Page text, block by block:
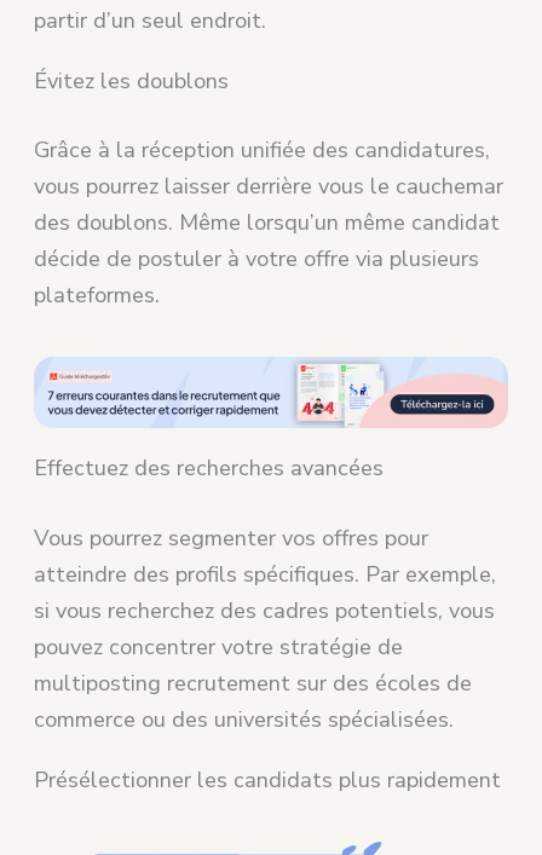
partir d’un seul endroit.
Évitez les doublons
Grâce à la réception unifiée des candidatures,
vous pourrez laisser derrière vous le cauchemar
des doublons. Même lorsqu’un même candidat
décide de postuler à votre offre via plusieurs
plateformes.
Effectuez des recherches avancées
Vous pourrez segmenter vos offres pour
atteindre des profils spécifiques. Par exemple,
si vous recherchez des cadres potentiels, vous
pouvez concentrer votre stratégie de
multiposting recrutement sur des écoles de
commerce ou des universités spécialisées.
Présélectionner les candidats plus rapidement